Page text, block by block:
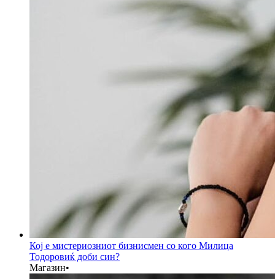
Кој е мистериозниот бизнисмен со кого Милица
Тодоровиќ доби син?
Магазин•